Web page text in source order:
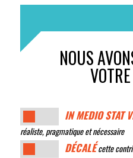
NOUS
VOTRE
IN MEDIO STAT
réaliste, pragmatique et nécessaire
DÉCALÉcette